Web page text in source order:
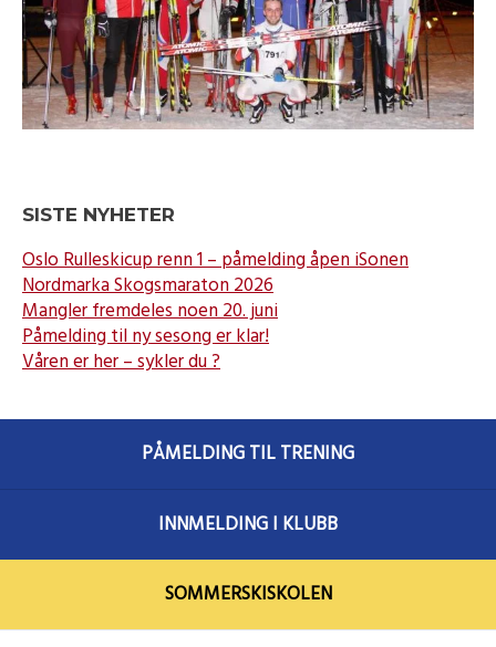
SISTE NYHETER
Oslo Rulleskicup renn 1 – påmelding åpen iSonen
Nordmarka Skogsmaraton 2026
Mangler fremdeles noen 20. juni
Påmelding til ny sesong er klar!
Våren er her – sykler du ?
PÅMELDING TIL TRENING
INNMELDING I KLUBB
SOMMERSKISKOLEN